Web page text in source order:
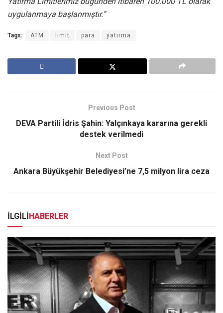
uygulanmaya başlanmıştır.”
Tags: ATM limit para yatırma
Previous Post
DEVA Partili İdris Şahin: Yalçınkaya kararına gerekli
destek verilmedi
Next Post
Ankara Büyükşehir Belediyesi’ne 7,5 milyon lira ceza
İLGİLİHABERLER